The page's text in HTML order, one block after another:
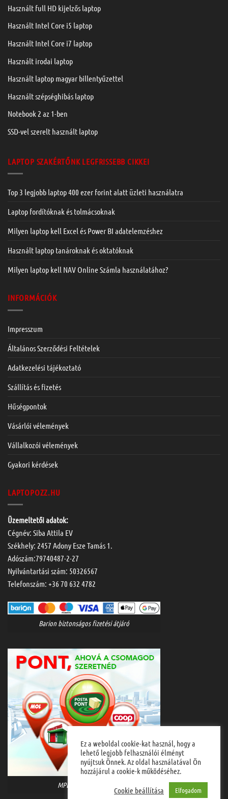
Használt full HD kijelzős laptop
Használt Intel Core i5 laptop
Használt Intel Core i7 laptop
Használt irodai laptop
Használt laptop magyar billentyűzettel
Használt szépséghibás laptop
Notebook 2 az 1-ben
SSD-vel szerelt használt laptop
LAPTOP SZAKÉRTŐNK LEGFRISSEBB CIKKEI
Top 3 legjobb laptop 400 ezer forint alatt üzleti használatra
Laptop fordítóknak és tolmácsoknak
Milyen laptop kell Excel és Power BI adatelemzéshez
Használt laptop tanároknak és oktatóknak
Milyen laptop kell NAV Online Számla használatához?
INFORMÁCIÓK
Impresszum
Általános Szerződési Feltételek
Adatkezelési tájékoztató
Szállítás és fizetés
Hűségpontok
Vásárlói vélemények
Vállalkozói vélemények
Gyakori kérdések
LAPTOPOZZ.HU
Üzemeltetői adatok:
Cégnév: Siba Attila EV
Székhely: 2457 Adony Esze Tamás 1.
Adószám:79740487-2-27
Nyilvántartási szám: 50326567
Telefonszám: +36 70 632 4782
Barion biztonságos fizetési átjáró
MPL házhozszállítás
Ez a weboldal cookie-kat használ, hogy a
lehető legjobb felhasználói élményt
nyújtsuk Önnek. Az oldal használatával Ön
hozzájárul a cookie-k működéséhez.
Cookie beállítása Elfogadom